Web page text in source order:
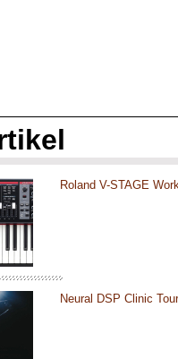
Roland V-STAGE
Neural DSP Clinic